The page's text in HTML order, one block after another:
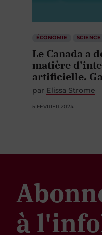
ÉCONOMIE
Le Canada a
matière
artificielle.
par Elissa Strome
5 FÉVRIER 2024
à